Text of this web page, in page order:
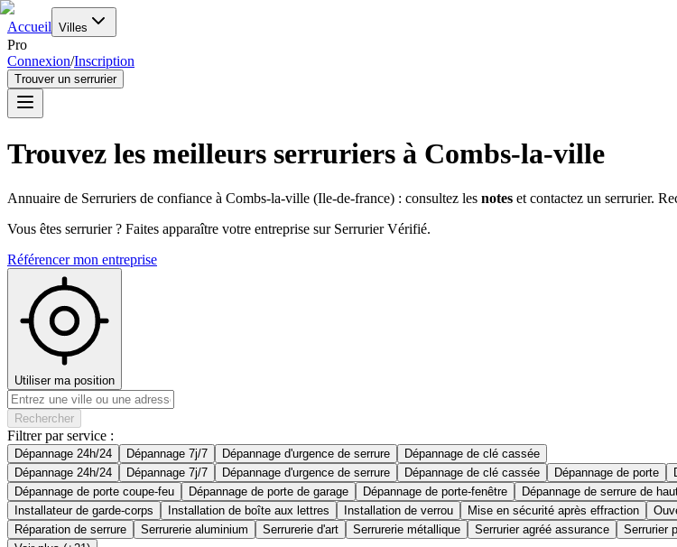
Accueil Villes
Pro
Connexion/Inscription
Trouver un serrurier
Trouvez les meilleurs serruriers à Combs-la-ville
Annuaire de Serruriers de confiance à Combs-la-ville (Ile-de-france) : consultez les notes et contactez un serrurier.
Vous êtes serrurier ? Faites apparaître votre entreprise sur Serrurier Vérifié.
Référencer mon entreprise
Utiliser ma position
Rechercher
Filtrer par service :
Dépannage 24h/24 Dépannage 7j/7 Dépannage d'urgence de serrure
Dépannage de clé cassée
Dépannage 24h/24
Dépannage 7j/7 Dépannage d'urgence de serrure Dépannage de clé cassée Dépannage de porte
Dépannage de porte coupe-feu
Dépannage de porte de garage Dépannage de porte-fenêtre Dépannage de serrure de
Installateur de garde-corps
Installation de boîte aux lettres Installation de verrou Mise en sécurité après effraction
Réparation de serrure
Serrurerie aluminium Serrurerie d'art Serrurerie métallique Serrurier agréé assurance
Serrurier